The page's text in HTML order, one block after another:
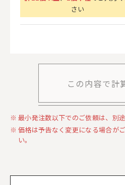
さい
この内容で計
最小発注数以下でのご依頼は、別途
価格は予告なく変更になる場合が
い。